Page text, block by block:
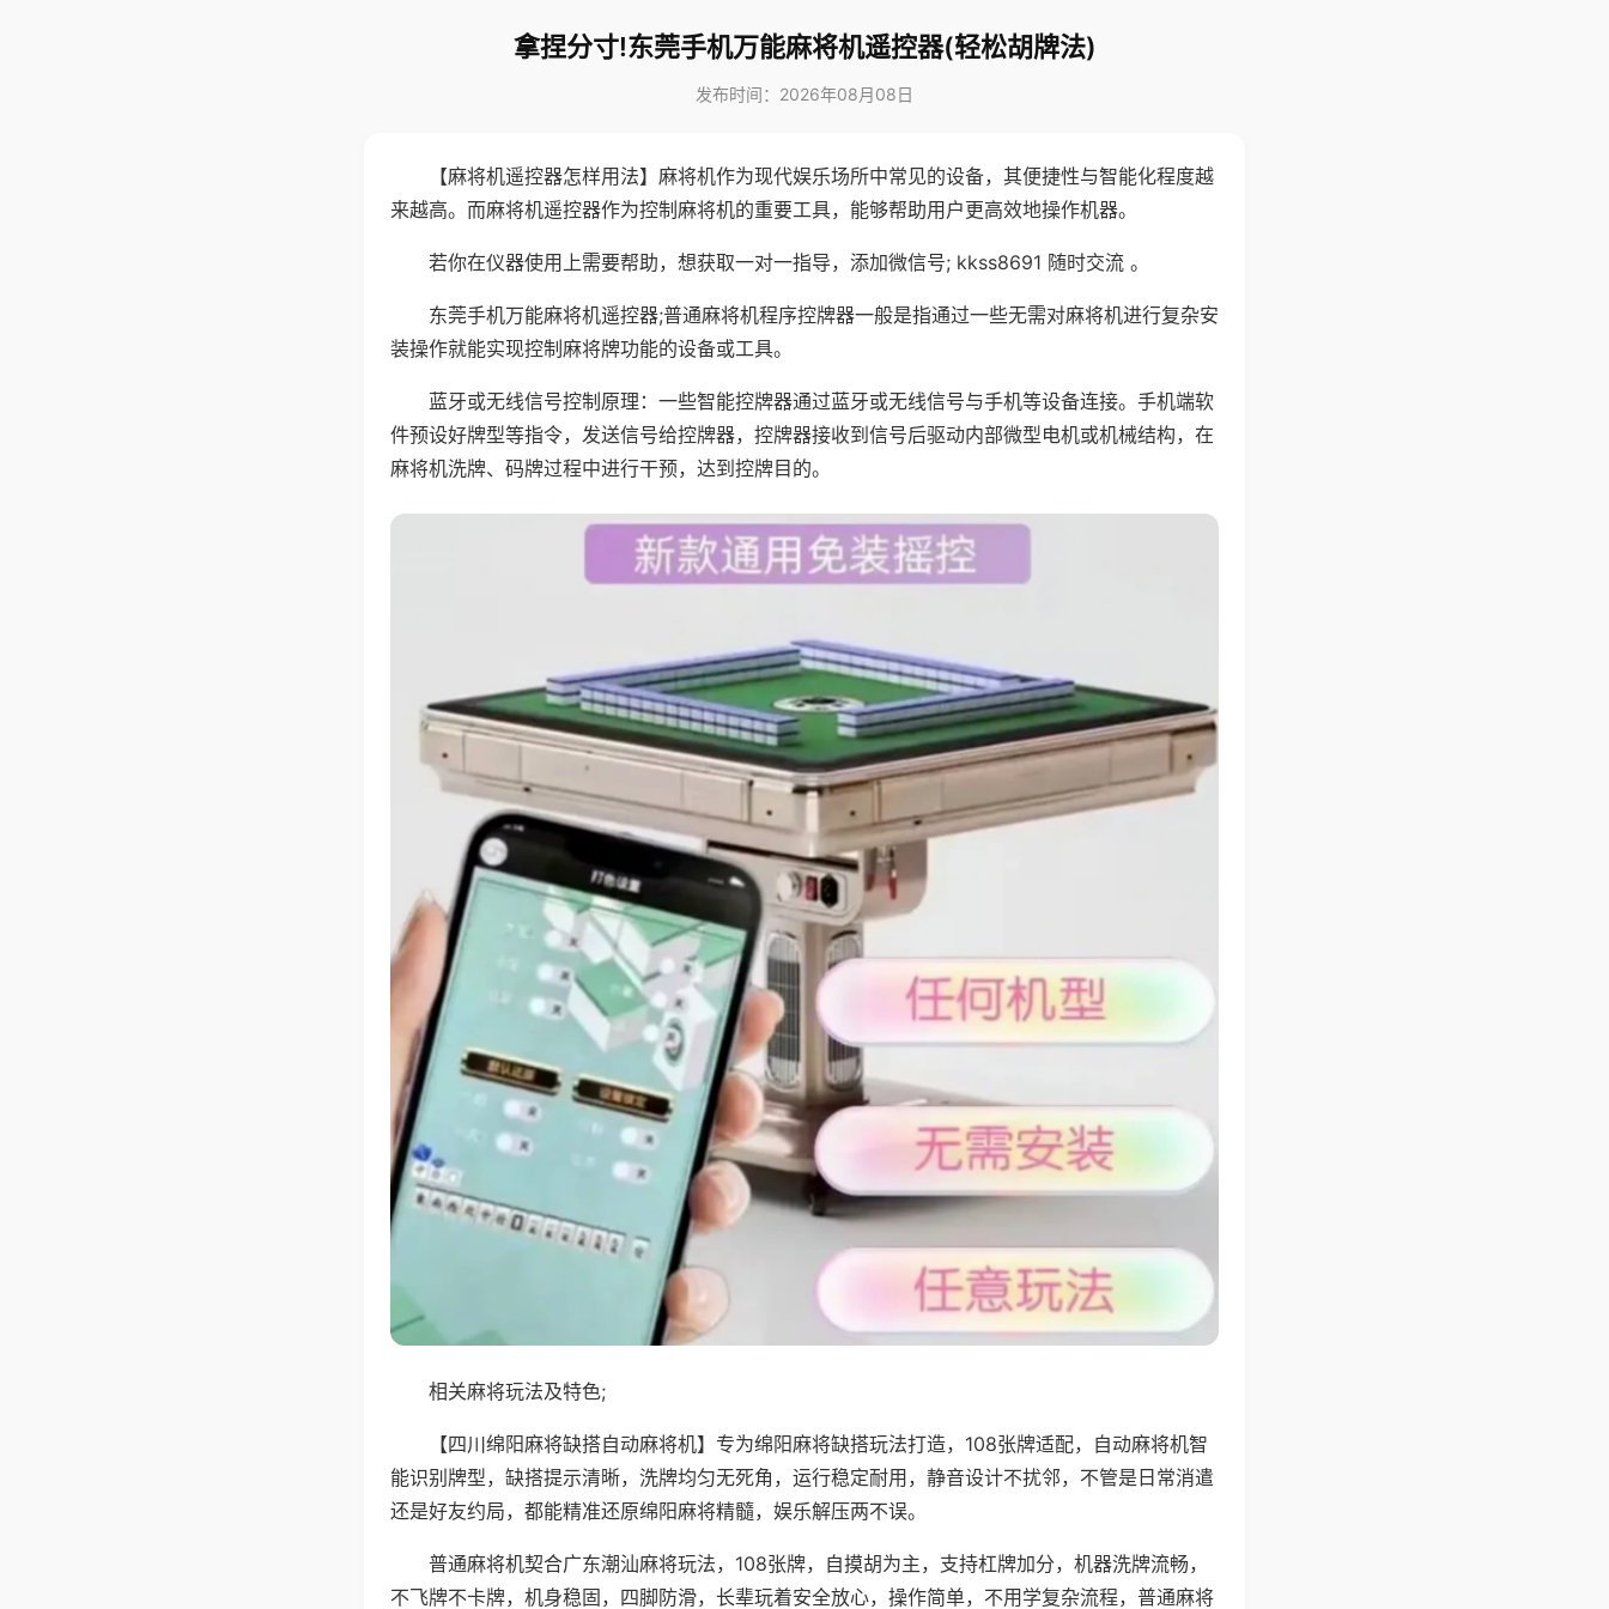
拿捏分寸!东莞手机万能麻将机遥控器(轻松胡牌法)
发布时间：2026年08月08日
【麻将机遥控器怎样用法】麻将机作为现代娱乐场所中常见的设备，其便捷性与智能化程度越
来越高。而麻将机遥控器作为控制麻将机的重要工具，能够帮助用户更高效地操作机器。
若你在仪器使用上需要帮助，想获取一对一指导，添加微信号; kkss8691 随时交流 。
东莞手机万能麻将机遥控器;普通麻将机程序控牌器一般是指通过一些无需对麻将机进行复杂安
装操作就能实现控制麻将牌功能的设备或工具。
蓝牙或无线信号控制原理：一些智能控牌器通过蓝牙或无线信号与手机等设备连接。手机端软
件预设好牌型等指令，发送信号给控牌器，控牌器接收到信号后驱动内部微型电机或机械结构，在
麻将机洗牌、码牌过程中进行干预，达到控牌目的。
相关麻将玩法及特色;
【四川绵阳麻将缺搭自动麻将机】专为绵阳麻将缺搭玩法打造，108张牌适配，自动麻将机智
能识别牌型，缺搭提示清晰，洗牌均匀无死角，运行稳定耐用，静音设计不扰邻，不管是日常消遣
还是好友约局，都能精准还原绵阳麻将精髓，娱乐解压两不误。
普通麻将机契合广东潮汕麻将玩法，108张牌，自摸胡为主，支持杠牌加分，机器洗牌流畅，
不飞牌不卡牌，机身稳固，四脚防滑，长辈玩着安全放心，操作简单，不用学复杂流程，普通麻将